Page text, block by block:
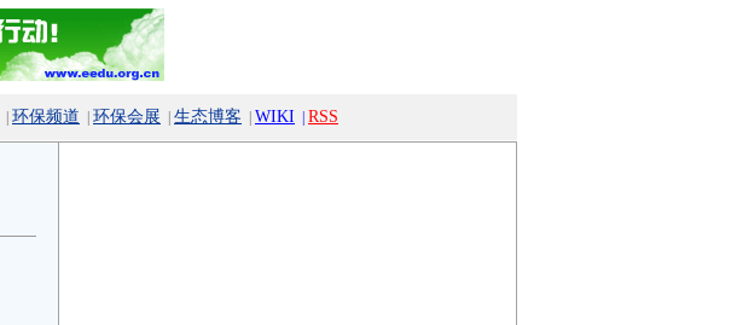
环保频道 环保会展 生态博客 WIKI RSS